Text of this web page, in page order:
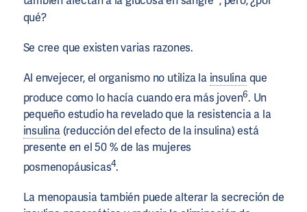
qué?
Se cree que existen varias razones.
Al envejecer, el organismo no utiliza la insulinaque
produce como lo hacía cuando era más joven6. Un
pequeño estudio ha revelado que la resistencia a la
insulina(reducción del efecto de la insulina) está
presente en el 50 % de las mujeres
posmenopáusicas4.
La menopausia también puede alterar la secreción de